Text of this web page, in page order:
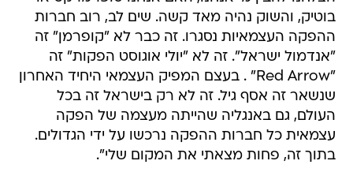
בוטיק, והשוק נהיה מאד קשה. שים לב, רוב חברות
ההפקה העצמאיות נסגרו. זה כבר לא "קופרמן" זה
"אנדמול ישראל". זה לא "יולי אוגוסט הפקות" זה
"Red Arrow" . בעצם המפיק העצמאי היחיד האחרון
שנשאר זה אסף גיל. זה לא רק בישראל זה בכל
העולם, גם באנגליה שהייתה מעצמה של הפקה
עצמאית כל חברות ההפקה נרכשו על ידי הגדולים.
בתוך זה, פחות מצאתי את המקום שלי".